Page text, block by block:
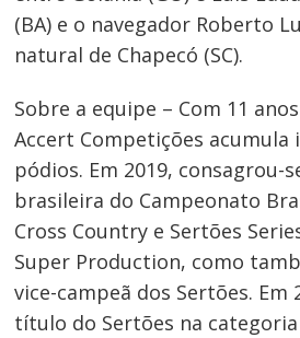
(BA) e o navegador Roberto
natural de Chapecó (SC).
Sobre a equipe – Com 11
Accert Competições
pódios. Em 2019, consagrou-
brasileira do Campeonato
Cross Country e Sertões
Super Production, como
vice-campeã dos Sertões. Em
título do Sertões na categoria